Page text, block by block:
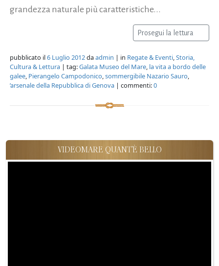
grandezza naturale più caratteristiche...
Prosegui la lettura
pubblicato il6 Luglio 2012daadmin | in Regate & Eventi,Storia,
Cultura & Lettura | tag:Galata Museo del Mare, la vita a bordo delle
galee, Pierangelo Campodonico,sommergibile Nazario Sauro,
’arsenale della Repubblica di Genova | commenti:0
VIDEOMARE QUANT'È BELLO